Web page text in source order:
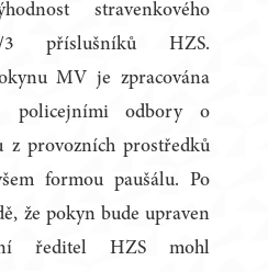
stravenkového
příslušníků HZS.
MV je zpracována
policejními odbory o
z provozních prostředků
formou paušálu. Po
že pokyn bude upraven
ředitel HZS mohl